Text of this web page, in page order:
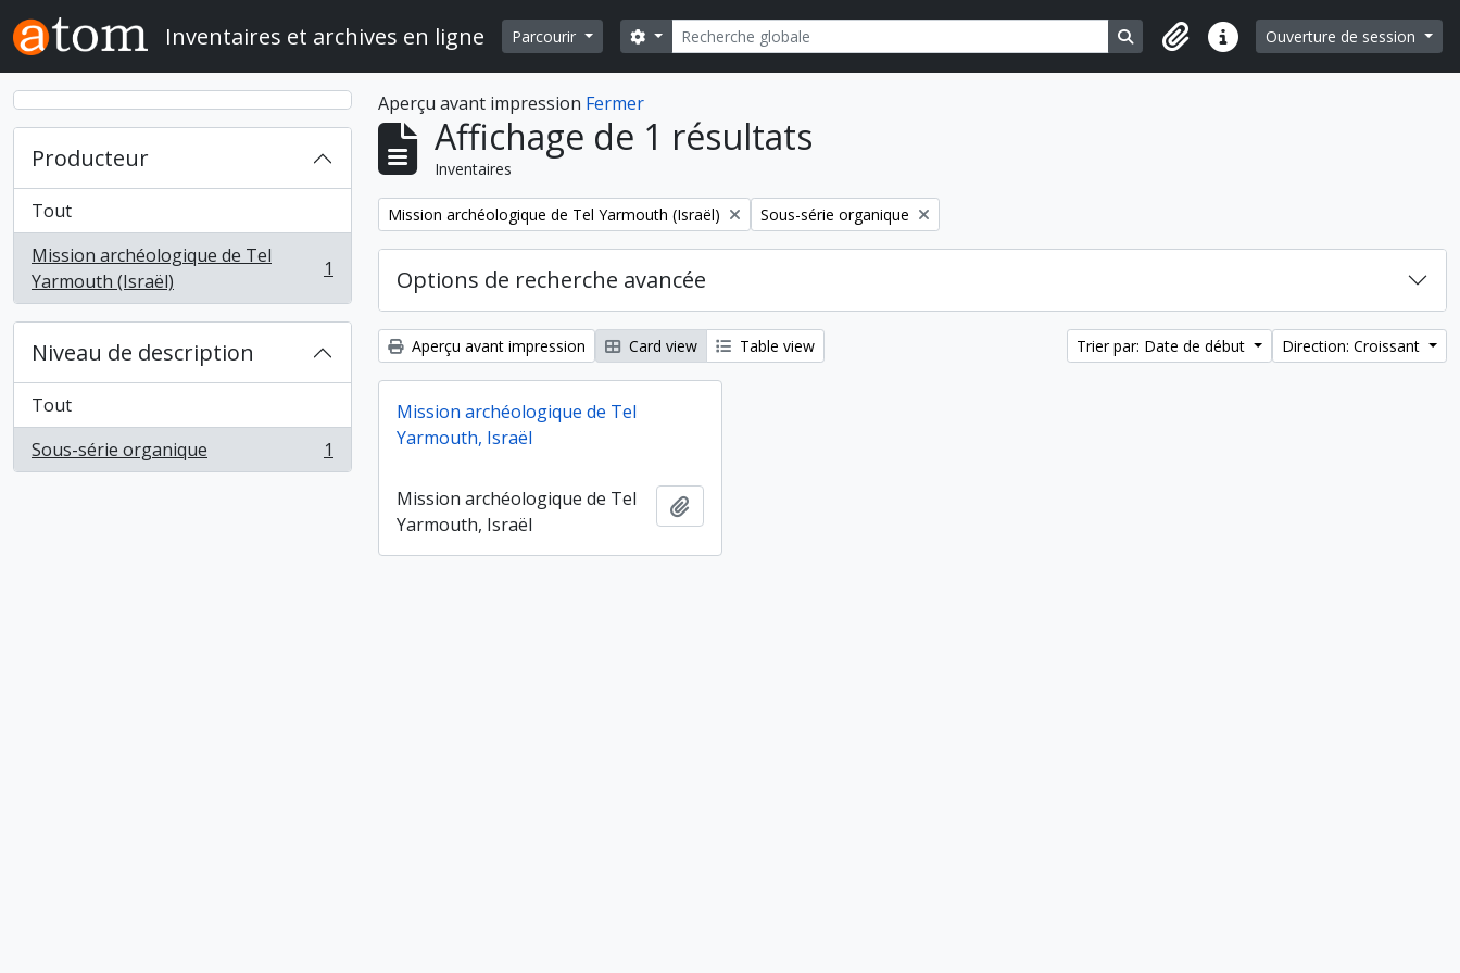
Skip to main content
Inventaires et archives en ligne Parcourir Rechercher
Search options Search in browse page
Liens rapidesOuverture de session
Producteur
Tout
Mission archéologique de Tel
Yarmouth (Israël)
, 1 résultats 1
Niveau de description
Tout
Sous-série organique
, 1 résultats 1
Aperçu avant impression Fermer
Affichage de 1 résultats
Inventaires
Remove filter:
Mission archéologique de Tel Yarmouth (Israël) Remove filter:
Sous-série organique
Options de recherche avancée
Aperçu avant impression Card view Table view Trier par: Date de début Direction: Croissant
Mission archéologique de Tel
Yarmouth, Israël
Mission archéologique de Tel
Yarmouth, Israël